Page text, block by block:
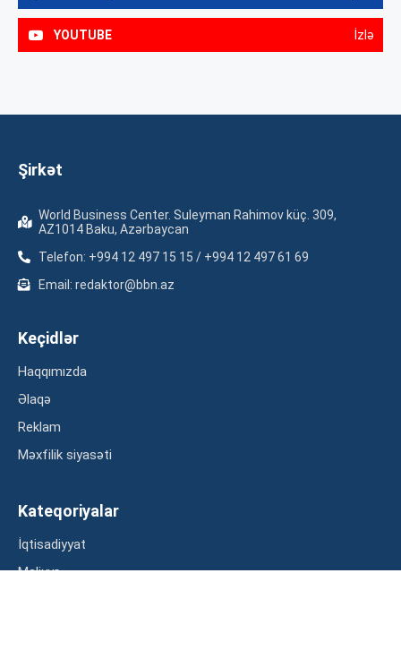
YOUTUBE İzlə
Şirkət
World Business Center. Suleyman Rahimov küç. 309,
AZ1014 Baku, Azərbaycan
Telefon: +994 12 497 15 15 / +994 12 497 61 69
Email: redaktor@bbn.az
Keçidlər
Haqqımızda
Əlaqə
Reklam
Məxfilik siyasəti
Kateqoriyalar
İqtisadiyyat
Maliyyə